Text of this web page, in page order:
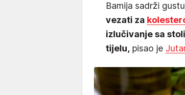
Bamija sadrži
vezati za
izlučivanje sa
tijelu, pisao je